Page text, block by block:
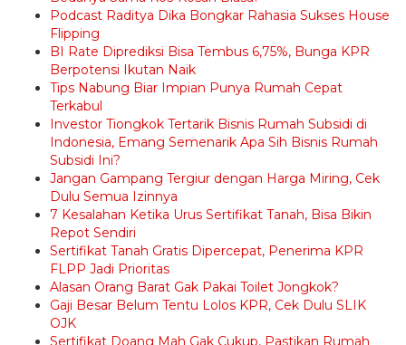
Podcast Raditya Dika Bongkar Rahasia Sukses House
Flipping
BI Rate Diprediksi Bisa Tembus 6,75%, Bunga KPR
Berpotensi Ikutan Naik
Tips Nabung Biar Impian Punya Rumah Cepat
Terkabul
Investor Tiongkok Tertarik Bisnis Rumah Subsidi di
Indonesia, Emang Semenarik Apa Sih Bisnis Rumah
Subsidi Ini?
Jangan Gampang Tergiur dengan Harga Miring, Cek
Dulu Semua Izinnya
7 Kesalahan Ketika Urus Sertifikat Tanah, Bisa Bikin
Repot Sendiri
Sertifikat Tanah Gratis Dipercepat, Penerima KPR
FLPP Jadi Prioritas
Alasan Orang Barat Gak Pakai Toilet Jongkok?
Gaji Besar Belum Tentu Lolos KPR, Cek Dulu SLIK
OJK
Sertifikat Doang Mah Gak Cukup, Pastikan Rumah